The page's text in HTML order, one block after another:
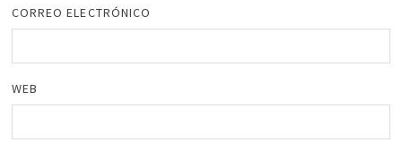
CORREO ELECTRÓNICO
WEB